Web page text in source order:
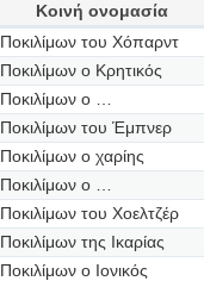
Κοινή ονομασία
Ποκιλίμων του Χόπαρντ
Ποκιλίμων ο Κρητικός
Ποκιλίμων ο …
Ποκιλίμων του Έμπνερ
Ποκιλίμων ο χαρίης
Ποκιλίμων ο …
Ποκιλίμων του Χοελτζέρ
Ποκιλίμων της Ικαρίας
Ποκιλίμων ο Ιονικός